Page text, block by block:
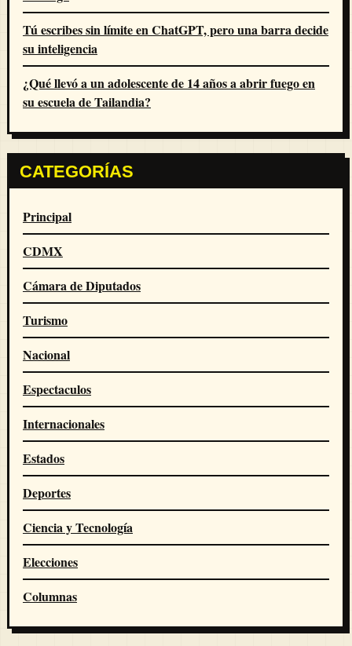
Tú escribes sin límite en ChatGPT, pero una barra decide
su inteligencia
¿Qué llevó a un adolescente de 14 años a abrir fuego en
su escuela de Tailandia?
CATEGORÍAS
Principal
CDMX
Cámara de Diputados
Turismo
Nacional
Espectaculos
Internacionales
Estados
Deportes
Ciencia y Tecnología
Elecciones
Columnas